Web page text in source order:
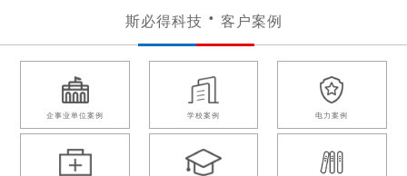
斯必得科技 客户案例
企事业单位案例 学校案例 电力案例